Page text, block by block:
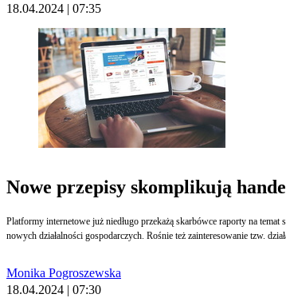
18.04.2024 | 07:35
Nowe przepisy skomplikują
Platformy internetowe już niedługo przekażą skarbówce raporty na
nowych działalności gospodarczych. Rośnie też zainteresowanie tzw.
Monika Pogroszewska
18.04.2024 | 07:30